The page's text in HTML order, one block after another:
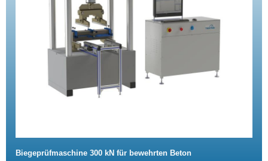
Biegeprüfmaschine 300 kN für bewehrten Beton